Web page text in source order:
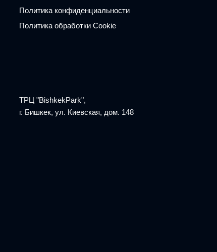
Политика конфиденциальности
Политика обработки Cookie
ТРЦ "BishkekPark",
г. Бишкек, ул. Киевская, дом. 148